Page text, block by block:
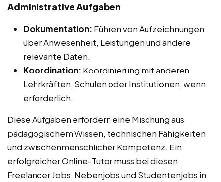
Administrative Aufgaben
Dokumentation: Führen von Aufzeichnungen
über Anwesenheit, Leistungen und andere
relevante Daten.
Koordination: Koordinierung mit anderen
Lehrkräften, Schulen oder Institutionen, wenn
erforderlich.
Diese Aufgaben erfordern eine Mischung aus
pädagogischem Wissen, technischen Fähigkeiten
und zwischenmenschlicher Kompetenz. Ein
erfolgreicher Online-Tutor muss bei diesen
Freelancer Jobs, Nebenjobs und Studentenjobs in